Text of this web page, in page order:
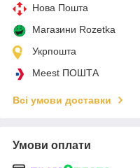
Нова Пошта
Магазини Rozetka
Укрпошта
Meest ПОШТА
Всі умови доставки
Умови оплати